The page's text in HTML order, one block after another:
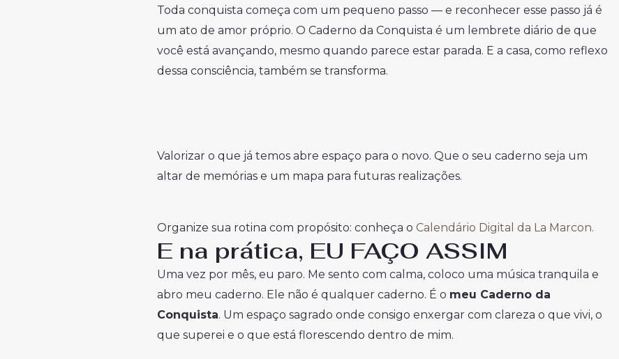
Toda conquista começa com um pequeno passo — e reconhecer esse passo já é
um ato de amor próprio. O Caderno da Conquista é um lembrete diário de que
você está avançando, mesmo quando parece estar parada. E a casa, como reflexo
dessa consciência, também se transforma.
Valorizar o que já temos abre espaço para o novo. Que o seu caderno seja um
altar de memórias e um mapa para futuras realizações.
Organize sua rotina com propósito: conheça o Calendário Digital da La Marcon.
E na prática, EU FAÇO ASSIM
Uma vez por mês, eu paro. Me sento com calma, coloco uma música tranquila e
abro meu caderno. Ele não é qualquer caderno. É o meu Caderno da
Conquista. Um espaço sagrado onde consigo enxergar com clareza o que vivi, o
que superei e o que está florescendo dentro de mim.